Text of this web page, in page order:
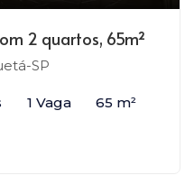
2 quartos, 65m²
SP
1 Vaga 65 m²